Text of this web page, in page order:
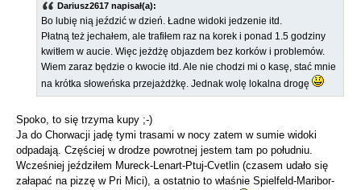
Dariusz2617 napisał(a):
Bo lubię nią jeździć w dzień. Ładne widoki jedzenie itd.
Płatną też jechałem, ale trafiłem raz na korek i ponad 1.5 godziny
kwitłem w aucie. Więc jeżdżę objazdem bez korków i problemów.
Wiem zaraz będzie o kwocie itd. Ale nie chodzi mi o kasę, stać mnie
na krótka słoweńska przejażdżkę. Jednak wolę lokalna drogę
Spoko, to się trzyma kupy ;-)
Ja do Chorwacji jadę tymi trasami w nocy zatem w sumie widoki
odpadają. Częściej w drodze powrotnej jestem tam po południu.
Wcześniej jeździłem Mureck-Lenart-Ptuj-Cvetlin (czasem udało się
załapać na pizzę w Pri Mici), a ostatnio to właśnie Spielfeld-Maribor-